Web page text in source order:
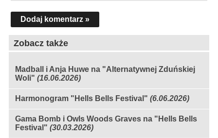
Dodaj komentarz »
Zobacz także
Madball i Anja Huwe na "Alternatywnej Zduńskiej
Woli" (16.06.2026)
Harmonogram "Hells Bells Festival" (6.06.2026)
Gama Bomb i Owls Woods Graves na "Hells Bells
Festival" (30.03.2026)